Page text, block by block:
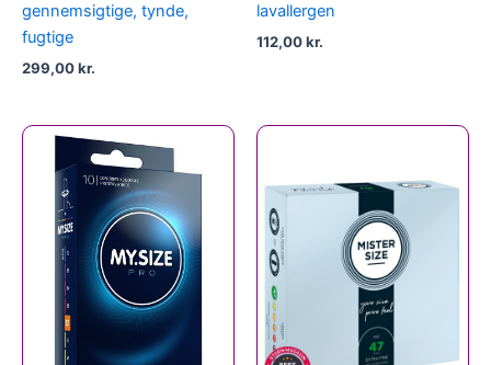
gennemsigtige, tynde,
fugtige
299,00kr.
lavallergen
112,00kr.